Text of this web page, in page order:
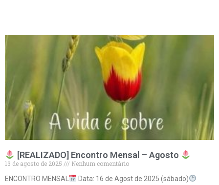
[REALIZADO] Encontro Mensal – Agosto
13 de agosto de 2025
Nenhum comentário
ENCONTRO MENSAL
Data: 16 de Agost de 2025 (sábado)